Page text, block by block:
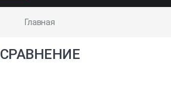
Главная
СРАВНЕНИЕ